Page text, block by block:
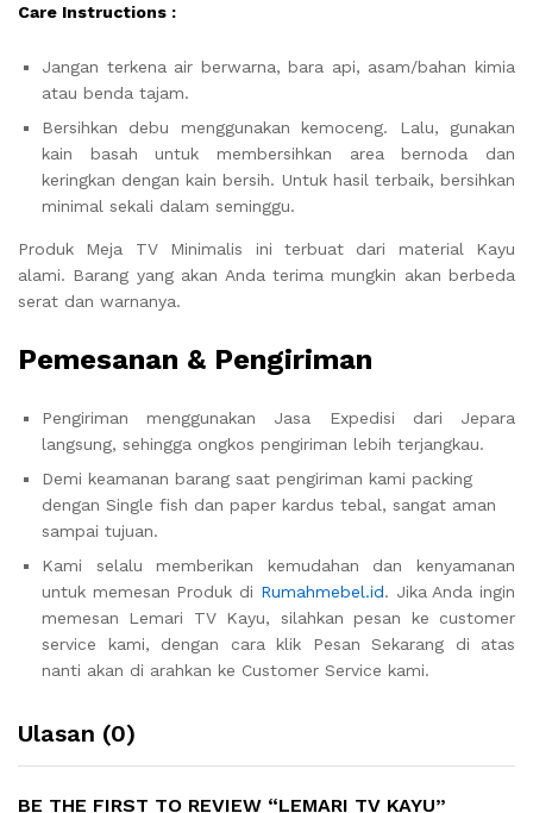
Care Instructions :
Jangan terkena air berwarna, bara api, asam/bahan kimia
atau benda tajam.
Bersihkan debu menggunakan kemoceng. Lalu, gunakan
kain basah untuk membersihkan area bernoda dan
keringkan dengan kain bersih. Untuk hasil terbaik, bersihkan
minimal sekali dalam seminggu.
Produk Meja TV Minimalis ini terbuat dari material Kayu
alami. Barang yang akan Anda terima mungkin akan berbeda
serat dan warnanya.
Pemesanan & Pengiriman
Pengiriman menggunakan Jasa Expedisi dari Jepara
langsung, sehingga ongkos pengiriman lebih terjangkau.
Demi keamanan barang saat pengiriman kami packing
dengan Single fish dan paper kardus tebal, sangat aman
sampai tujuan.
Kami selalu memberikan kemudahan dan kenyamanan
untuk memesan Produk di Rumahmebel.id. Jika Anda ingin
memesan Lemari TV Kayu, silahkan pesan ke customer
service kami, dengan cara klik Pesan Sekarang di atas
nanti akan di arahkan ke Customer Service kami.
Ulasan (0)
BE THE FIRST TO REVIEW “LEMARI TV KAYU”